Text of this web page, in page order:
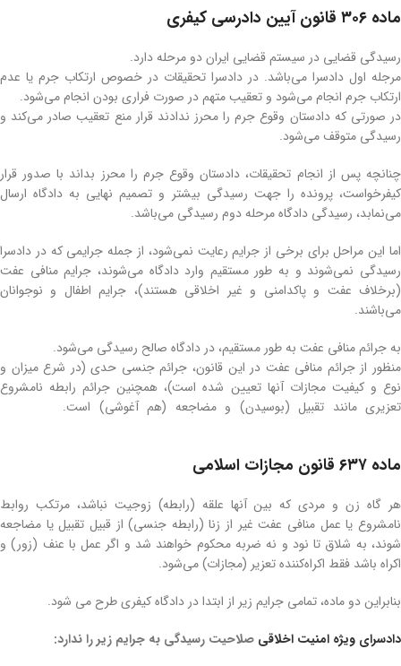
ماده ۳۰۶ قانون آیین دادرسی کیفری
رسیدگی قضایی در سیستم قضایی ایران دو مرحله دارد.
مرجله اول دادسرا می‌باشد. در دادسرا تحقیقات در خصوص ارتکاب جرم یا عدم
ارتکاب جرم انجام می‌شود و تعقیب متهم در صورت فراری بودن انجام می‌شود.
در صورتی که دادستان وقوع جرم را محرز ندادند قرار منع تعقیب صادر می‌‌کند و
رسیدگی متوقف می‌شود.
چنانچه پس از انجام تحقیقات، دادستان وقوع جرم را محرز بداند با صدور قرار
کیفرخواست، پرونده را جهت رسیدگی بیشتر و تصمیم نهایی به دادگاه ارسال
می‌نمابد، رسیدگی دادگاه مرحله دوم رسیدگی می‌باشد.
اما این مراحل برای برخی از جرایم رعایت نمی‌شود، از جمله جرایمی که در دادسرا
رسیدگی نمی‌شوند و به طور مستقیم وارد دادگاه می‌شوند، جرایم منافی عفت
(برخلاف عفت و پاکدامنی و غیر اخلاقی هستند)، جرایم اطفال و نوجوانان
می‌باشند.
به جرائم منافی عفت به‌ طور مستقیم، در دادگاه صالح رسیدگی می‌شود.
منظور از جرائم منافی عفت در این قانون، جرائم جنسی حدی (در شرع میزان و
نوع و کیفیت مجازات آنها تعیین شده است)، همچنین جرائم رابطه نامشروع
تعزیری مانند تقبیل (بوسیدن) و مضاجعه (هم آغوشی) است.
ماده ۶۳۷ قانون مجازات اسلامی
هر گاه زن و مردی که بین آنها علقه (رابطه) زوجیت نباشد، مرتکب روابط
نامشروع یا عمل منافی عفت غیر از زنا (رابطه جنسی) از قبیل تقبیل یا مضاجعه
‌شوند، به شلاق تا نود و نه ضربه محکوم خواهند شد و اگر عمل با عنف (زور) و
اکراه باشد فقط اکراه‌کننده تعزیر (مجازات) می‌شود.
بنابراین دو ماده، تمامی جرایم زیر از ابتدا در دادگاه کیفری طرح می شود.
دادسرای ویژه امنیت اخلاقی صلاحیت رسیدگی به جرایم زیر را ندارد: